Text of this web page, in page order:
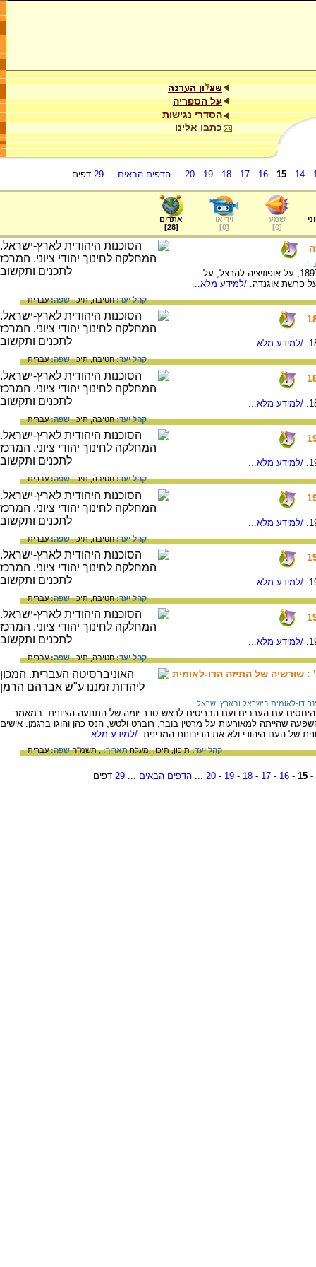
על הספריה
הסדרי נגישות
כתבו אלינו
-
14
-
15
-
16
-
17
-
18
-
19
-
20
...הדפים הבאים ...
29 דפים
שמע
[
0
]
וידיאו
[
0
]
אתרים
[
28
]
על התפתחות התנועה הציונית בשנים 1897-1904, על אופוזיציה להרצל, על
פרשת אוגנדה. /למידע מלא...
קהל יעד:חטיבה,תיכוןשפה:עברית
/למידע מלא...
קהל יעד:חטיבה,תיכוןשפה:עברית
/למידע מלא...
קהל יעד:חטיבה,תיכוןשפה:עברית
/למידע מלא...
קהל יעד:חטיבה,תיכוןשפה:עברית
/למידע מלא...
קהל יעד:חטיבה,תיכוןשפה:עברית
/למידע מלא...
קהל יעד:חטיבה,תיכוןשפה:עברית
/למידע מלא...
קהל יעד:חטיבה,תיכוןשפה:עברית
: שורשיה של התיזה הדו-לאומית
דו-לאומית בישראל ובארץ ישראל
1921 העלו את נושא היחסים עם הערבים ועם הבריטים לראש סדר יומה של התנועה הציונית. במאמר
שהייתה למאורעות על מרטין בובר, רוברט ולטש, הנס כהן והוגו ברגמן. אישים
של העם היהודי ולא את הריבונות המדינית. /למידע מלא...
קהל יעד:תיכון,תיכון ומעלהתאריך:, תשמ"חשפה:עברית
-
15
-
16
-
17
-
18
-
19
-
20
...הדפים הבאים ...
29 דפים